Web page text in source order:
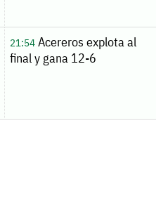
21:54Acereros explota al
final y gana 12-6